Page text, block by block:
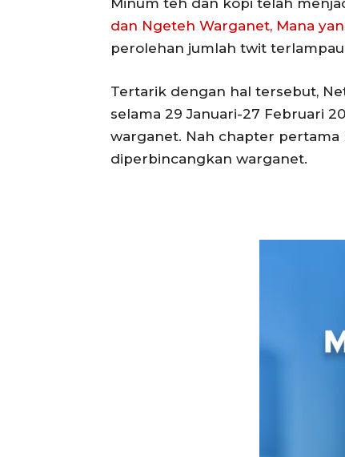
dan Ngeteh Warganet, Mana
perolehan jumlah twit
Tertarik dengan hal tersebut,
selama 29 Januari-27 Februari
warganet. Nah chapter pertama
diperbincangkan warganet.